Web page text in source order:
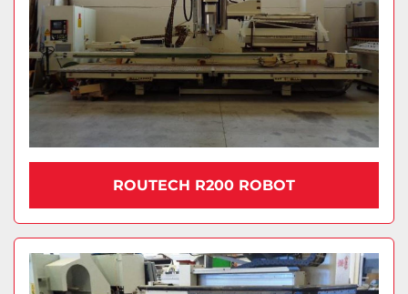
ROUTECH R200 ROBOT